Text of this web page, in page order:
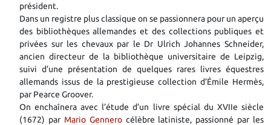
président.
Dans un registre plus classique on se passionnera pour un aperçu
des bibliothèques allemandes et des collections publiques et
privées sur les chevaux par le Dr Ulrich Johannes Schneider,
ancien directeur de la bibliothèque universitaire de Leipzig,
suivi d’une présentation de quelques rares livres équestres
allemands issus de la prestigieuse collection d’Émile Hermès,
par Pearce Groover.
On enchaînera avec l’étude d’un livre spécial du XVIIe siècle
(1672) par Mario Gennerocélèbre latiniste, passionné par les